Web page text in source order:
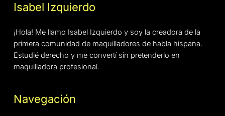
Isabel Izquierdo
¡Hola! Me llamo Isabel Izquierdo y soy la creadora de la
primera comunidad de maquilladores de habla hispana.
Estudié derecho y me convertí sin pretenderlo en
maquilladora profesional.
Navegación